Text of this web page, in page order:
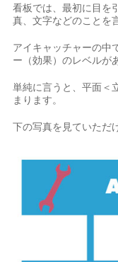
看板では、最初に目を
真、文字などのことを
アイキャッチャーの中
ー（効果）のレベルが
単純に言うと、平面
まります。
下の写真を見ていただ